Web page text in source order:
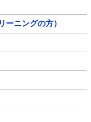
ーニングの方）